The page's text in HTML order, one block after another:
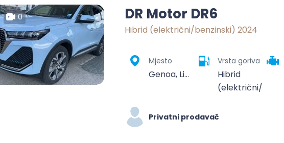
0 DR Motor DR6
Hibrid (električni/benzinski) 2024
Mjesto
Genoa, Liguria, Italy
Vrsta goriva
Hibrid
(električni/
Privatni prodavač